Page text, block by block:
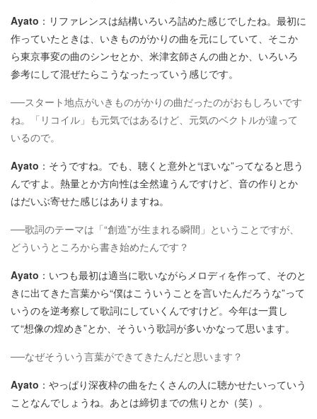
Ayato ：リファレンスは結構いろいろ詰めた感じでしたね。最初に
作っていたときは、いきものがかりの曲を元にしていて、そこか
ら東京事変の曲のシンセとか、米津玄師さんの曲とか、いろいろ
参考にして混ぜたらこうなったっていう感じです。
──スタート地点がいきものがかりの曲だったのがおもしろいです
ね。「リコイル」も元気ではあるけど、元気のベクトルが違って
いるので。
Ayato ：そうですね。でも、聴くと意外と“ぽいな”ってなると思う
んですよ。熱量とか方向性は全然違うんですけど、音の作りとか
はだいぶ寄せた感じはありますね。
──歌詞のテーマは「“創造”が生まれる瞬間」ということですが、
どういうところから書き始めたんです？
Ayato ：いつも最初は適当に歌いながらメロディを作って、そのと
きに出てきた言葉から“僕はこういうことを言いたんだろうな”って
いうのを逆考察して歌詞にしていくんですけど。今年は一貫し
て“想像の煌めき”とか、そういう歌詞が多いかなって思います。
──なぜそういう言葉ができてきたんだと思います？
Ayato ：やっぱり深夜枠の曲をたくさんの人に聴かせたいっていう
ことなんでしょうね。あとは締切までの焦りとか（笑）。